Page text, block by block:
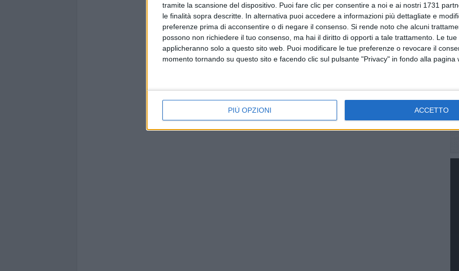
tramite la scansione del dispositivo. Puoi fare clic per consentire a noi e ai nostri 1731
le finalità sopra descritte. In alternativa puoi accedere a informazioni più dettagliate e
preferenze prima di acconsentire o di negare il consenso. Si rende noto che alcuni
possono non richiedere il tuo consenso, ma hai il diritto di opporti a tale trattamento. Le
applicheranno solo a questo sito web. Puoi modificare le tue preferenze o revocare il
momento tornando su questo sito e facendo clic sul pulsante "Privacy" in fondo alla pagina
PIÙ OPZIONI ACCETTO